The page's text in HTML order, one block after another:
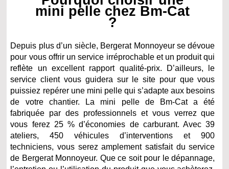
mini pelle chez Bm-Cat
?
Depuis plus d’un siècle, Bergerat Monnoyeur se dévoue
pour vous offrir un service irréprochable et un produit qui
reflète un excellent rapport qualité-prix. D’ailleurs, le
service client vous guidera sur le site pour que vous
puissiez repérer une mini pelle qui s’adapte aux besoins
de votre chantier. La mini pelle de Bm-Cat a été
fabriquée par des professionnels et vous verrez que
vous ferez 25 % d’économies de carburant. Avec 39
ateliers, 450 véhicules d’interventions et 900
techniciens, vous serez amplement satisfait du service
de Bergerat Monnoyeur. Que ce soit pour le dépannage,